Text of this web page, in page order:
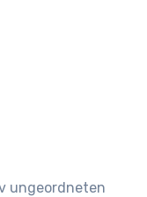
ungeordneten